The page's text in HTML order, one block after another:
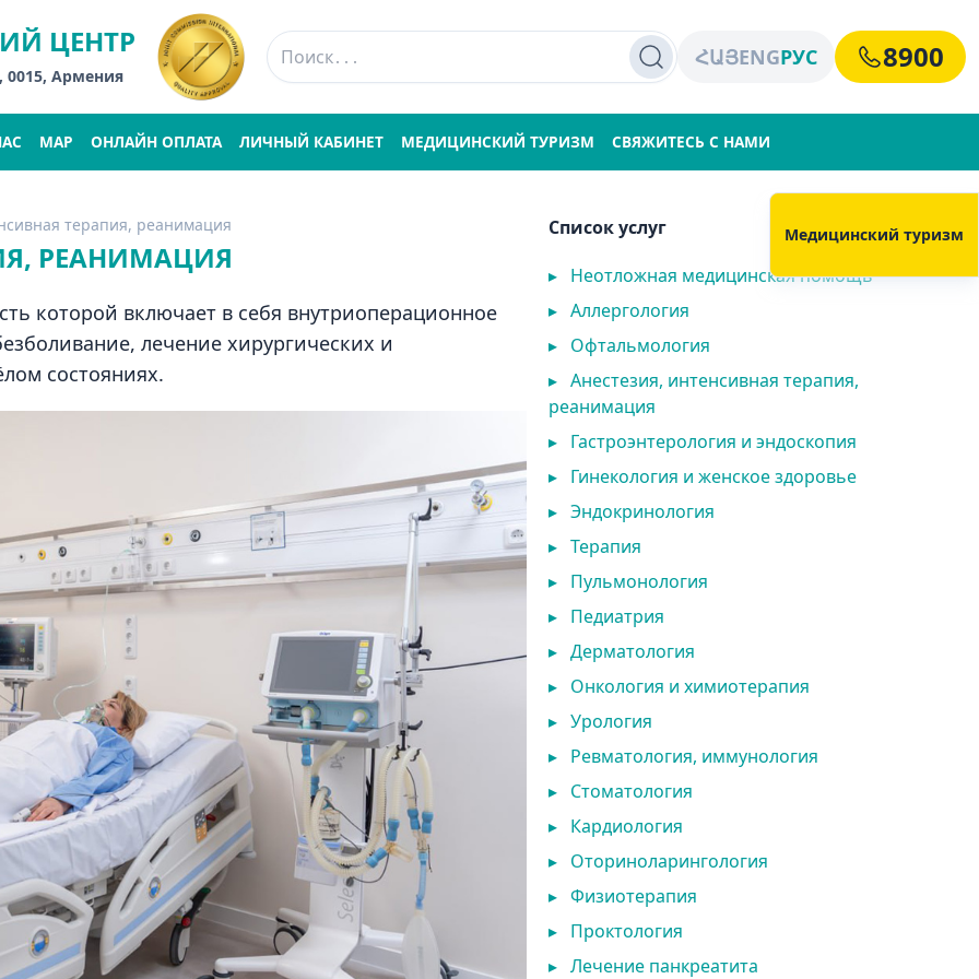
ЦЕНТР
0015, Армения
ՀԱՅENGРУС 8900
MAP ОНЛАЙН ОПЛАТА ЛИЧНЫЙ КАБИНЕТ МЕДИЦИНСКИЙ ТУРИЗМ СВЯЖИТЕСЬ С НАМИ
терапия, реанимация
РЕАНИМАЦИЯ
которой включает в себя внутриоперационное
лечение хирургических и
состояниях.
Список услуг
▸ Неотложная медицинская помощь
▸ Аллергология
▸ Офтальмология
▸ Анестезия, интенсивная терапия,
реанимация
▸ Гастроэнтерология и эндоскопия
▸ Гинекология и женское здоровье
▸ Эндокринология
▸ Терапия
▸ Пульмонология
▸ Педиатрия
▸ Дерматология
▸ Онкология и химиотерапия
▸ Урология
▸ Ревматология, иммунология
▸ Стоматология
▸ Кардиология
▸ Оториноларингология
▸ Физиотерапия
▸ Проктология
▸ Лечение панкреатита
Медицинский туризм